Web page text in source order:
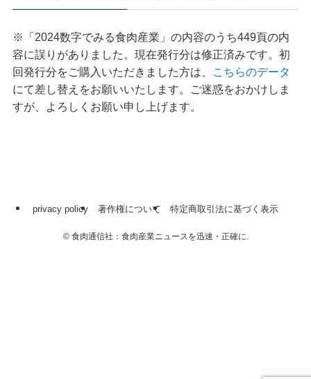
※「2024数字でみる食肉産業」の内容のうち449頁の内
容に誤りがありました。現在発行分は修正済みです。初
回発行分をご購入いただきました方は、
こちらのデータ
にて差し替えをお願いいたします。ご迷惑をおかけしま
すが、よろしくお願い申し上げます。
privacy policy 著作権について 特定商取引法に基づく表示
©食肉通信社：食肉産業ニュースを迅速・正確に.